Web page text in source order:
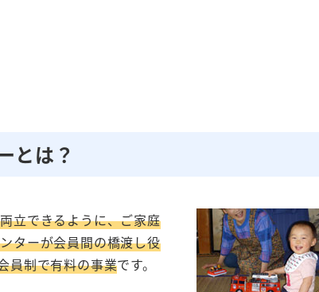
とは？
立できるように、ご家庭
ターが会員間の橋渡し役
員制で有料の事業です。